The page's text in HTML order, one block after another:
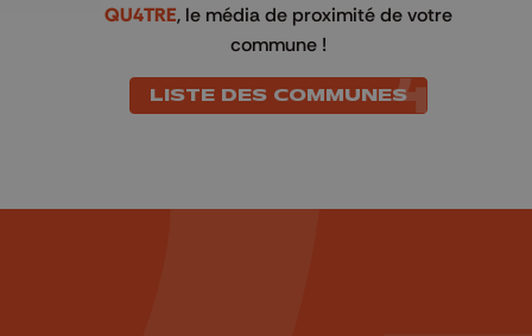
QU4TRE, le média de proximité de votre
commune !
LISTE DES COMMUNES